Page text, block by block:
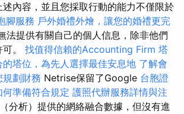
內容，並且您採取行動的能力不僅限於
腳服務 戶外婚禮外燴，讓您的婚禮更完
法提供有關自己的個人信息，除非他們
。 找值得信賴的Accounting Firm 塔
塔位，為先人選擇最佳安息地 了解會
劃財務 Netrise保留了Google 台胞證
準備符合規定 護照代辦服務詳情與注
分析）提供的網絡融合數據，但沒有進